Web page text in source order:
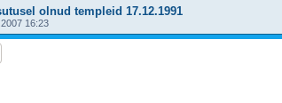
olnud templeid 17.12.1991
16:23